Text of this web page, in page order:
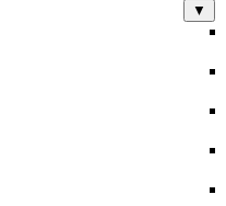
▼